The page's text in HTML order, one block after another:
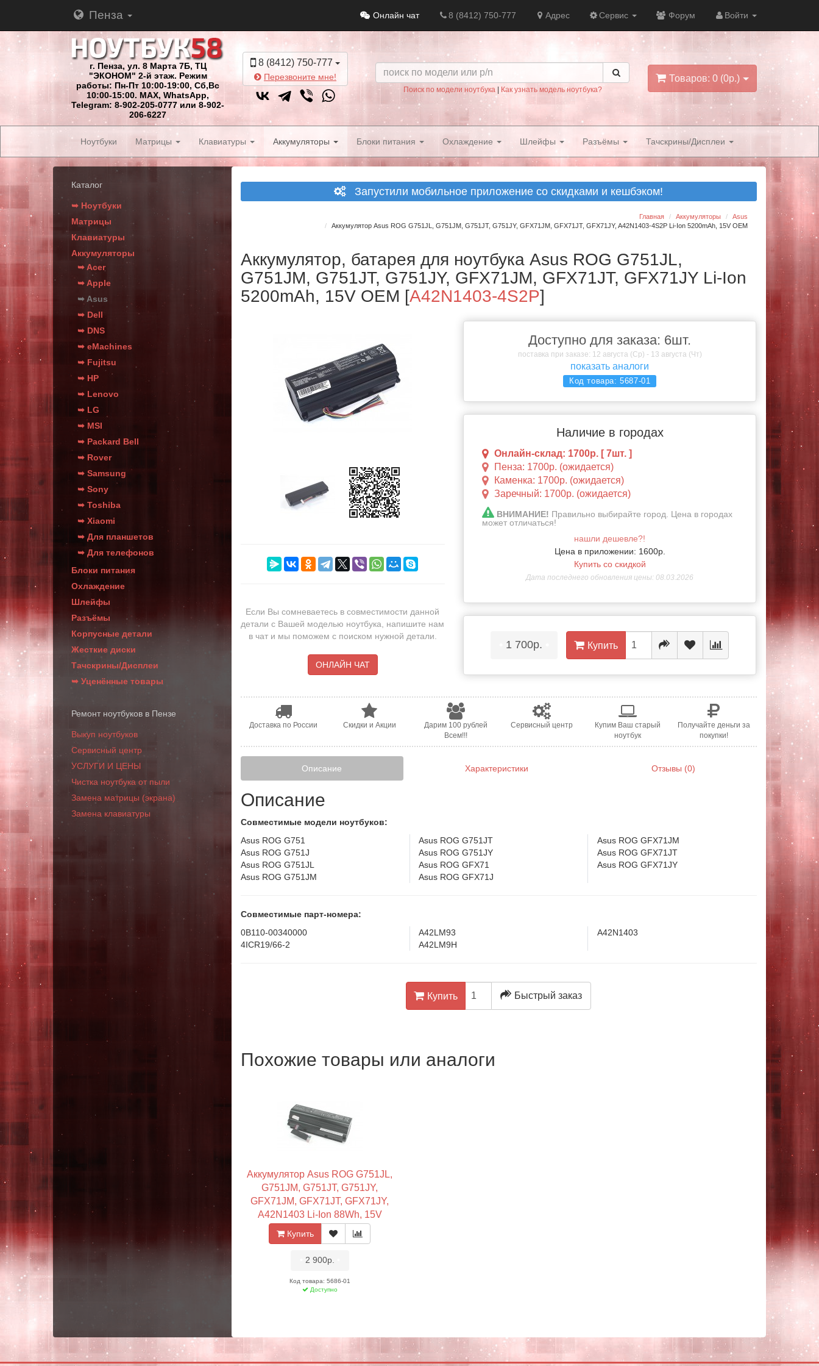
Пенза Онлайн чат 8 (8412) 750-777 Адрес Сервис Форум Войти
г. Пенза, ул. 8 Марта 7Б, ТЦ
"ЭКОНОМ" 2-й этаж. Режим
работы: Пн-Пт 10:00-19:00, Сб,Вс
10:00-15:00. MAX, WhatsApp,
Telegram: 8-902-205-0777 или 8-902-
206-6227
8 (8412) 750-777
Перезвоните мне!
Поиск по модели ноутбука| Как узнать модель ноутбука?
Товаров: 0 (0р.)
Ноутбуки Матрицы Клавиатуры Аккумуляторы Блоки питания Охлаждение Шлейфы Разъёмы Тачскрины/Дисплеи
Каталог
➥ Ноутбуки
Матрицы
Клавиатуры
Аккумуляторы
➥ Acer
➥ Apple
➥ Asus
➥ Dell
➥ DNS
➥ eMachines
➥ Fujitsu
➥ HP
➥ Lenovo
➥ LG
➥ MSI
➥ Packard Bell
➥ Rover
➥ Samsung
➥ Sony
➥ Toshiba
➥ Xiaomi
➥ Для планшетов
➥ Для телефонов
Блоки питания
Охлаждение
Шлейфы
Разъёмы
Корпусные детали
Жесткие диски
Тачскрины/Дисплеи
➥ Уценённые товары
Ремонт ноутбуков в Пензе
Выкуп ноутбуков
Сервисный центр
УСЛУГИ И ЦЕНЫ
Чистка ноутбука от пыли
Замена матрицы (экрана)
Замена клавиатуры
Запустили мобильное приложение со скидками и кешбэком!
Главная Аккумуляторы
Asus
Аккумулятор Asus ROG G751JL, G751JM, G751JT, G751JY, GFX71JM, GFX71JT, GFX71JY, A42N1403-4S2P Li-Ion 5200mAh, 15V OEM
Аккумулятор, батарея для ноутбука Asus ROG G751JL,
G751JM, G751JT, G751JY, GFX71JM, GFX71JT, GFX71JY Li-Ion
5200mAh, 15V OEM [A42N1403-4S2P]
Если Вы сомневаетесь в совместимости данной
детали с Вашей моделью ноутбука, напишите нам
в чат и мы поможем с поиском нужной детали.
ОНЛАЙН ЧАТ
Доступно для заказа: 6шт.
поставка при заказе: 12 августа (Ср) - 13 августа (Чт)
показать аналоги
Код товара:5687-01
Наличие в городах
Онлайн-склад: 1700р. [ 7шт. ]
Пенза: 1700р. (ожидается)
Каменка: 1700р. (ожидается)
Заречный: 1700р. (ожидается)
ВНИМАНИЕ! Правильно выбирайте город. Цена в городах
может отличаться!
нашли дешевле?!
Цена в приложении: 1600р.
Купить со скидкой
Дата последнего обновления цены: 08.03.2026
1 700р. Купить
Доставка по России Скидки и Акции
Дарим 100 рублей
Всем!!!
Сервисный центр
Купим Ваш старый
ноутбук
Получайте деньги за
покупки!
Описание Характеристики Отзывы (0)
Описание
Совместимые модели ноутбуков:
Asus ROG G751
Asus ROG G751J
Asus ROG G751JL
Asus ROG G751JM
Asus ROG G751JT
Asus ROG G751JY
Asus ROG GFX71
Asus ROG GFX71J
Asus ROG GFX71JM
Asus ROG GFX71JT
Asus ROG GFX71JY
Совместимые парт-номера:
0B110-00340000
4ICR19/66-2
A42LM93
A42LM9H
A42N1403
Купить Быстрый заказ
Похожие товары или аналоги
Аккумулятор Asus ROG G751JL,
G751JM, G751JT, G751JY,
GFX71JM, GFX71JT, GFX71JY,
A42N1403 Li-Ion 88Wh, 15V
Оригинал
Купить
2 900р.
Код товара: 5686-01
Доступно